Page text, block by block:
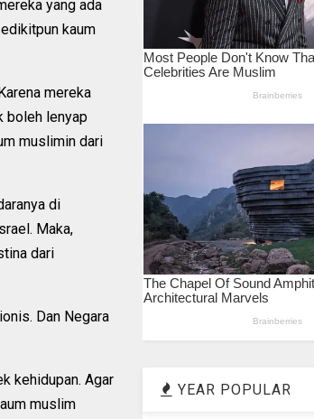
yang ada
kaum
mereka
boleh lenyap
muslimin dari
di
Maka,
dari
Dan Negara
kehidupan. Agar
muslim
YEAR POPULAR